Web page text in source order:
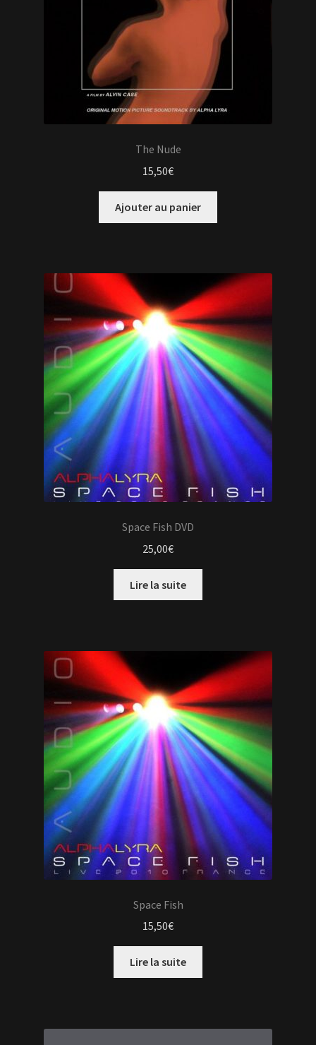
The Nude
15,50€
Ajouter au panier
Space Fish DVD
25,00€
Lire la suite
Space Fish
15,50€
Lire la suite